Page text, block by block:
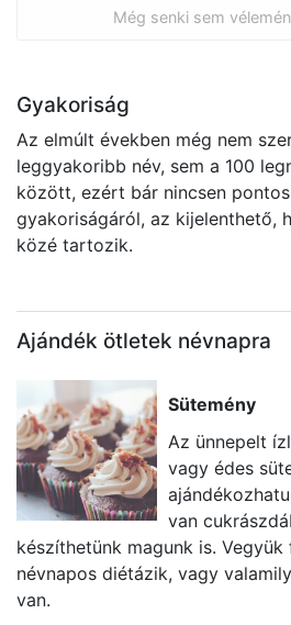
Még senki sem
Gyakoriság
Az elmúlt években még nem
leggyakoribb név, sem a 100
között, ezért bár nincsen
gyakoriságáról, az kijelenthető,
közé tartozik.
Ajándék ötletek névnapra
Sütemény
Az ünnepelt
vagy édes
van
készíthetünk magunk is. Vegyük
névnapos diétázik, vagy
van.